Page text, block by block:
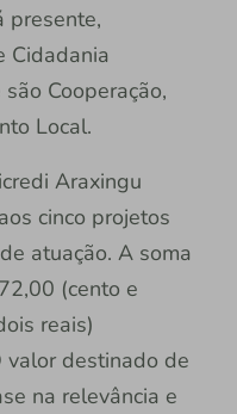
presente,
Cidadania
Cooperação,
Local.
Araxingu
cinco projetos
atuação. A soma
(cento e
reais)
valor destinado de
na relevância e